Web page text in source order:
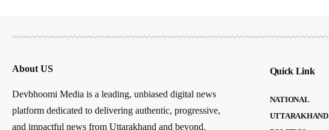
About US
Devbhoomi Media is a leading, unbiased digital news
platform dedicated to delivering authentic, progressive,
and impactful news from Uttarakhand and beyond.
Quick Link
NATIONAL
UTTARAKHAND